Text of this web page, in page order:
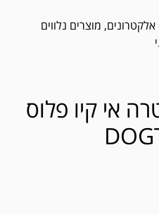
אלקטרונים, מוצרים נלווים
אי קיו פלוס